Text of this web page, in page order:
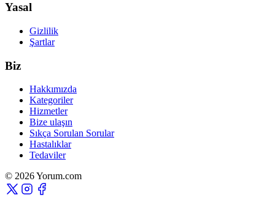
Yasal
Gizlilik
Şartlar
Biz
Hakkımızda
Kategoriler
Hizmetler
Bize ulaşın
Sıkça Sorulan Sorular
Hastalıklar
Tedaviler
© 2026 Yorum.com